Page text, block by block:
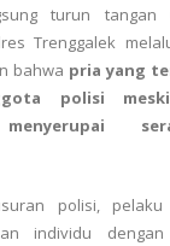
turun tangan
Trenggalek
bahwa pria yang
polisi
polisi,
individu dengan